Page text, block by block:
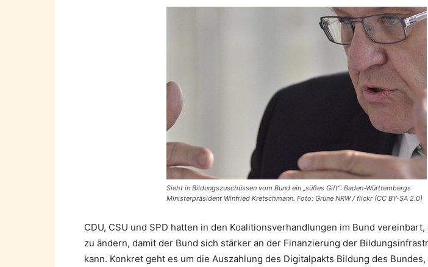
Sieht in Bildungszuschüssen vom Bund ein „süßes Gift“: Baden-Württembergs
Ministerpräsident Winfried Kretschmann. Foto: Grüne NRW / flickr (CC BY-SA 2.0)
CDU, CSU und SPD hatten in den Koalitionsverhandlungen im Bund
zu ändern, damit der Bund sich stärker an der Finanzierung der
kann. Konkret geht es um die Auszahlung des Digitalpakts Bildung des